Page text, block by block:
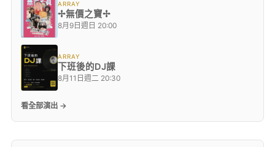
ARRAY
✢無價之寶✢
8月9日週日 20:00
ARRAY
下班後的DJ課
8月11日週二 20:30
看全部演出 →